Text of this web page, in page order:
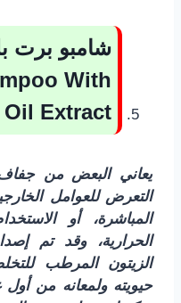
شامبو برت
With
Extract
يعاني البعض من
التعرض للعوامل
المباشرة، أو
الحرارية، وقد تم
الزيتون المرطب
حيويته ولمعانه من أول